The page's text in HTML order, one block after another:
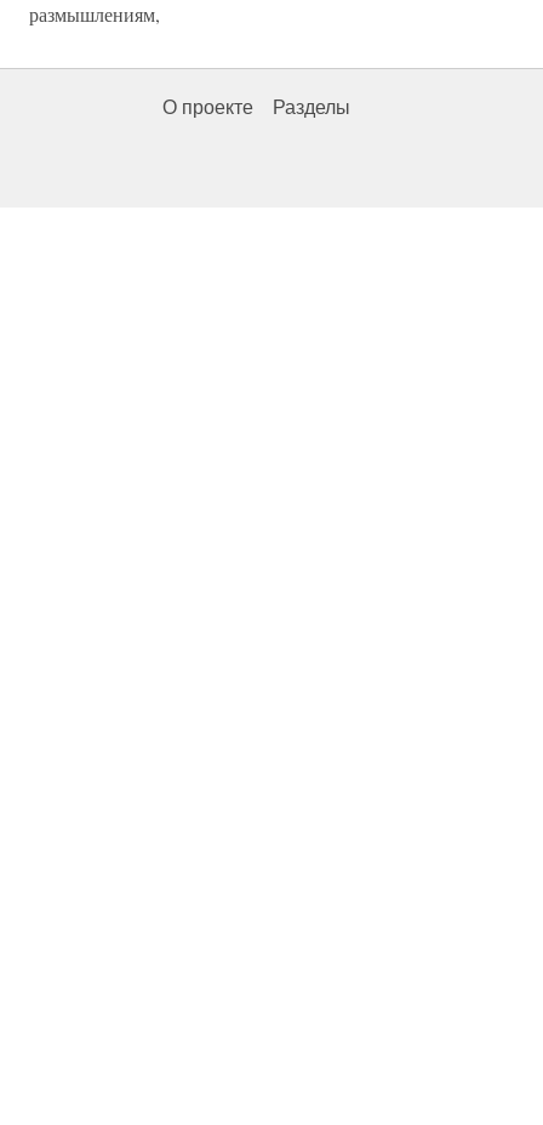
размышлениям,
О проекте Разделы